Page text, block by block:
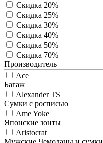
Скидка 20%
Скидка 25%
Скидка 30%
Скидка 40%
Скидка 50%
Скидка 70%
Производитель
Ace
Багаж
Alexander TS
Сумки с росписью
Ame Yoke
Японские зонты
Aristocrat